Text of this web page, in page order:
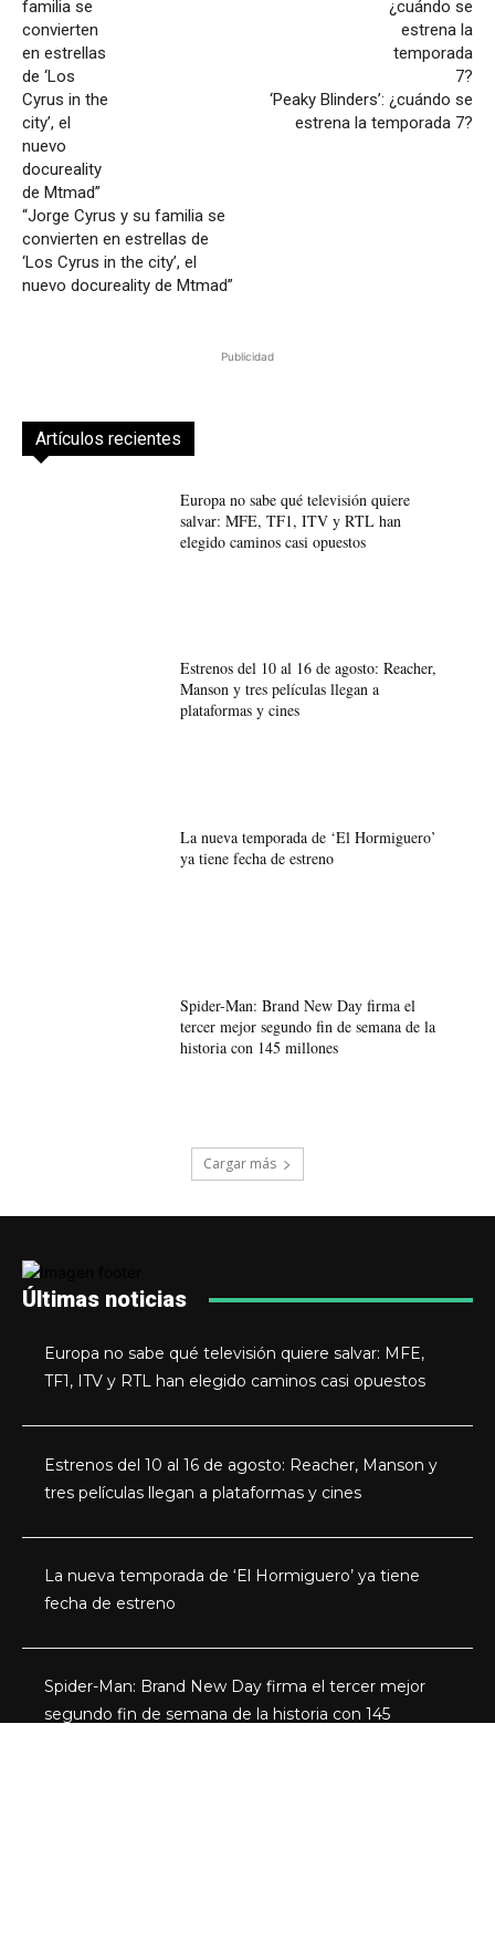
“Jorge Cyrus y su familia se
convierten en estrellas de
‘Los Cyrus in the city’, el
nuevo docureality de Mtmad”
‘Peaky Blinders’: ¿cuándo se
estrena la temporada 7?
Publicidad
Artículos recientes
Europa no sabe qué televisión quiere
salvar: MFE, TF1, ITV y RTL han
elegido caminos casi opuestos
Estrenos del 10 al 16 de agosto: Reacher,
Manson y tres películas llegan a
plataformas y cines
La nueva temporada de ‘El Hormiguero’
ya tiene fecha de estreno
Spider-Man: Brand New Day firma el
tercer mejor segundo fin de semana de la
historia con 145 millones
Cargar más
Últimas noticias
Europa no sabe qué televisión quiere salvar: MFE,
TF1, ITV y RTL han elegido caminos casi opuestos
Estrenos del 10 al 16 de agosto: Reacher, Manson y
tres películas llegan a plataformas y cines
La nueva temporada de ‘El Hormiguero’ ya tiene
fecha de estreno
Spider-Man: Brand New Day firma el tercer mejor
segundo fin de semana de la historia con 145